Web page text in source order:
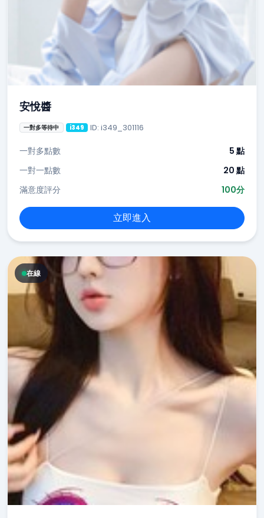
安悅醬
一對多等待中 i349 ID: i349_301116
一對多點數
5 點
一對一點數
20 點
滿意度評分
100分
立即進入
在線